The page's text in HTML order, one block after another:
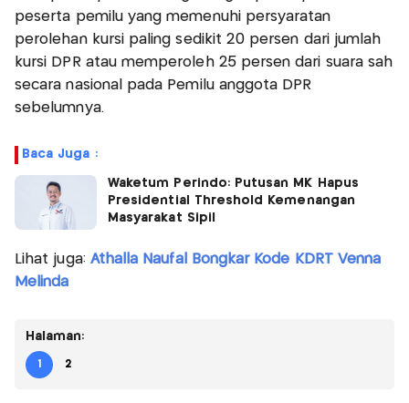
peserta pemilu yang memenuhi persyaratan
perolehan kursi paling sedikit 20 persen dari jumlah
kursi DPR atau memperoleh 25 persen dari suara sah
secara nasional pada Pemilu anggota DPR
sebelumnya.
Baca Juga :
Waketum Perindo: Putusan MK Hapus
Presidential Threshold Kemenangan
Masyarakat Sipil
Lihat juga: Athalla Naufal Bongkar Kode KDRT Venna
Melinda
Halaman:
1 2